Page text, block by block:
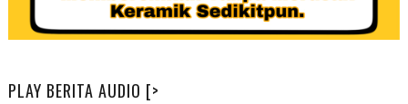
PLAY BERITA AUDIO [>